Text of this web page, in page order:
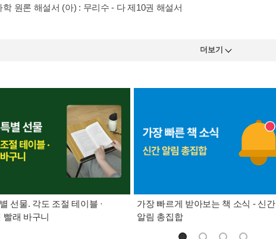
학 원론 해설서 (아) : 무리수 - 다 제10권 해설서
더보기
선물. 각도 조절 테이블 ·
빨래 바구니
가장 빠르게 받아보는 책 소식 - 신간
알림 총집합